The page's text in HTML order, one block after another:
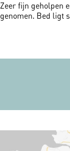
Zeer fijn geholpen
genomen. Bed ligt